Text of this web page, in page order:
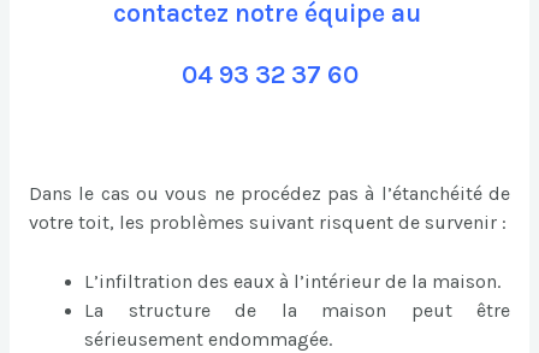
contactez notre équipe au
04 93 32 37 60
Dans le cas ou vous ne procédez pas à l’étanchéité de
votre toit, les problèmes suivant risquent de survenir :
L’infiltration des eaux à l’intérieur de la maison.
La structure de la maison peut être
sérieusement endommagée.